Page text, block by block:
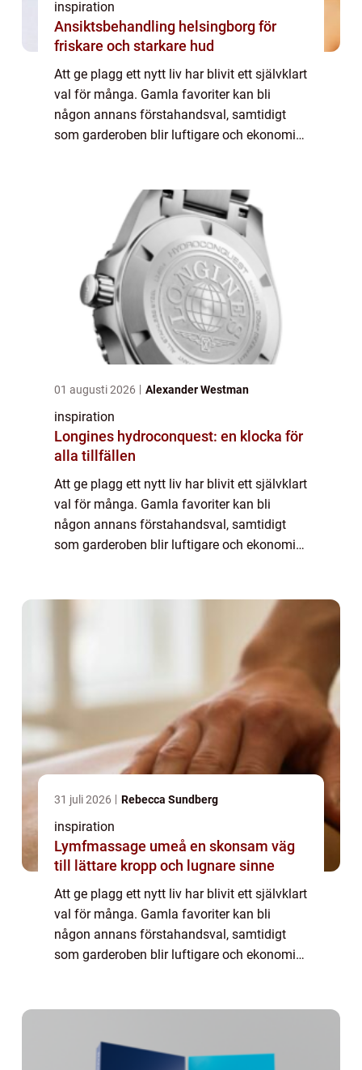
inspiration
Ansiktsbehandling helsingborg för
friskare och starkare hud
Att ge plagg ett nytt liv har blivit ett självklart
val för många. Gamla favoriter kan bli
någon annans förstahandsval, samtidigt
som garderoben blir luftigare och ekonomin
01 augusti 2026 Alexander Westman
inspiration
Longines hydroconquest: en klocka för
alla tillfällen
Att ge plagg ett nytt liv har blivit ett självklart
val för många. Gamla favoriter kan bli
någon annans förstahandsval, samtidigt
som garderoben blir luftigare och ekonomin
31 juli 2026 Rebecca Sundberg
inspiration
Lymfmassage umeå en skonsam väg
till lättare kropp och lugnare sinne
Att ge plagg ett nytt liv har blivit ett självklart
val för många. Gamla favoriter kan bli
någon annans förstahandsval, samtidigt
som garderoben blir luftigare och ekonomin